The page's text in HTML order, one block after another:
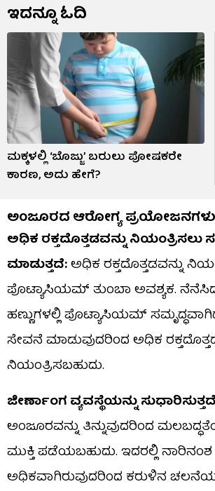
ಇದನ್ನೂ ಓದಿ
ಮಕ್ಕಳಲ್ಲಿ ‘ಬೊಜ್ಜು’ ಬರುಲು ಪೋಷಕರೇ
ಕಾರಣ, ಅದು ಹೇಗೆ?
ಅಂಜೂರದ ಆರೋಗ್ಯ
ಅಧಿಕ ರಕ್ತದೊತ್ತಡವನ್ನು
ಮಾಡುತ್ತದೆ:ಅಧಿಕ ರಕ್ತದೊತ್ತಡವನ್ನು
ಪೊಟ್ಯಾಸಿಯಮ್ ತುಂಬಾ ಅವಶ್ಯಕ.
ಹಣ್ಣುಗಳಲ್ಲಿ ಪೊಟ್ಯಾಸಿಯಮ್
ಸೇವನೆ ಮಾಡುವುದರಿಂದ ಅಧಿಕ
ನಿಯಂತ್ರಿಸಬಹುದು.
ಜೀರ್ಣಾಂಗ ವ್ಯವಸ್ಥೆಯನ್ನು
ಅಂಜೂರವನ್ನು ತಿನ್ನುವುದರಿಂದ
ಮುಕ್ತಿ ಪಡೆಯಬಹುದು. ಇದರಲ್ಲಿ ನಾರಿನಂಶ
ಅಧಿಕವಾಗಿರುವುದರಿಂದ ಕರುಳಿನ